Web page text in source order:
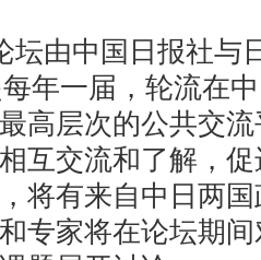
由中国日报社与
年一届，轮流在
高层次的公共交
互交流和了解，
将有来自中日两
专家将在论坛期